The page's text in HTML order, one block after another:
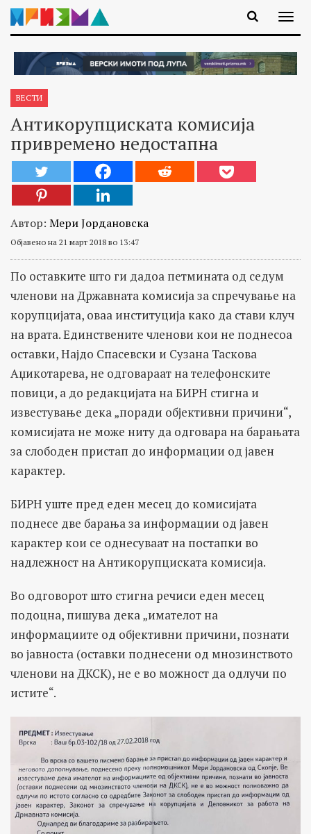
ВЕСТИ
Антикорупциската комисија
привремено недостапна
Автор: Мери Јордановска
Објавено на 21 март 2018 во 13:47
По оставките што ги дадоа петмината од седум
членови на Државната комисија за спречување на
корупцијата, оваа институција како да стави клуч
на врата. Единствените членови кои не поднесоа
оставки, Најдо Спасевски и Сузана Таскова
Аџикотарева, не одговараат на телефонските
повици, а до редакцијата на БИРН стигна и
известување дека „поради објективни причини“,
комисијата не може ниту да одговара на барањата
за слободен пристап до информации од јавен
карактер.
БИРН уште пред еден месец до комисијата
поднесе две барања за информации од јавен
карактер кои се однесуваат на постапки во
надлежност на Антикорупциската комисија.
Во одговорот што стигна речиси еден месец
подоцна, пишува дека „имателот на
информациите од објективни причини, познати
во јавноста (оставки поднесени од мнозинството
членови на ДКСК), не е во можност да одлучи по
истите“.